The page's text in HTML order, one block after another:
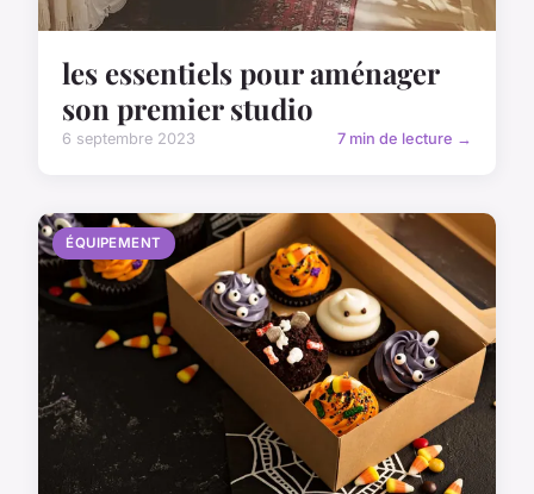
les essentiels pour aménager
son premier studio
6 septembre 2023 7 min de lecture →
ÉQUIPEMENT